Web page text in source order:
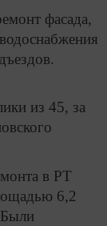
фасада,
из 45, за
в РТ
6,2